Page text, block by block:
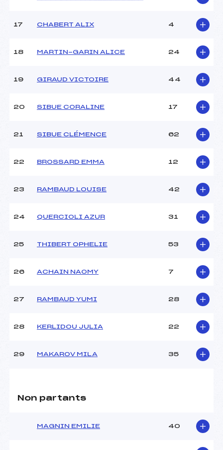
U10
17 CHABERT ALIX 4
18 MARTIN-GARIN ALICE 24
19 GIRAUD VICTOIRE 44
20 SIBUE CORALINE 17
21 SIBUE CLÉMENCE 62
22 BROSSARD EMMA 12
23 RAMBAUD LOUISE 42
24 QUERCIOLI AZUR 31
25 THIBERT OPHELIE 53
26 ACHAIN NAOMY 7
27 RAMBAUD YUMI 28
28 KERLIDOU JULIA 22
29 MAKAROV MILA 35
Non partants
MAGNIN EMILIE 40